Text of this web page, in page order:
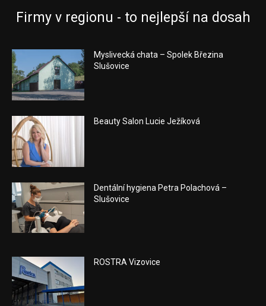
Firmy v regionu - to nejlepší na dosah
Myslivecká chata – Spolek Březina
Slušovice
Beauty Salon Lucie Ježíková
Dentální hygiena Petra Polachová –
Slušovice
ROSTRA Vizovice